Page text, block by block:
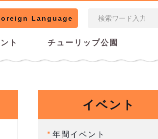
ト チューリップ公園
Language
イベント
年間イベント